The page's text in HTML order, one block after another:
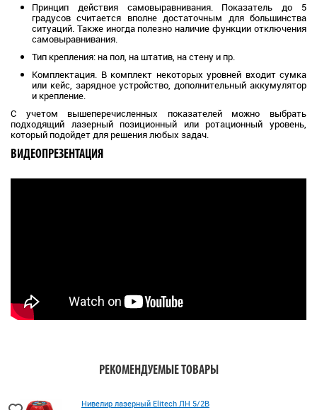
Принцип действия самовыравнивания. Показатель до 5
градусов считается вполне достаточным для большинства
ситуаций. Также иногда полезно наличие функции отключения
самовыравнивания.
Тип крепления: на пол, на штатив, на стену и пр.
Комплектация. В комплект некоторых уровней входит сумка
или кейс, зарядное устройство, дополнительный аккумулятор
и крепление.
С учетом вышеперечисленных показателей можно выбрать
подходящий лазерный позиционный или ротационный уровень,
который подойдет для решения любых задач.
ВИДЕОПРЕЗЕНТАЦИЯ
РЕКОМЕНДУЕМЫЕ ТОВАРЫ
Нивелир лазерный Elitech ЛН 5/2В